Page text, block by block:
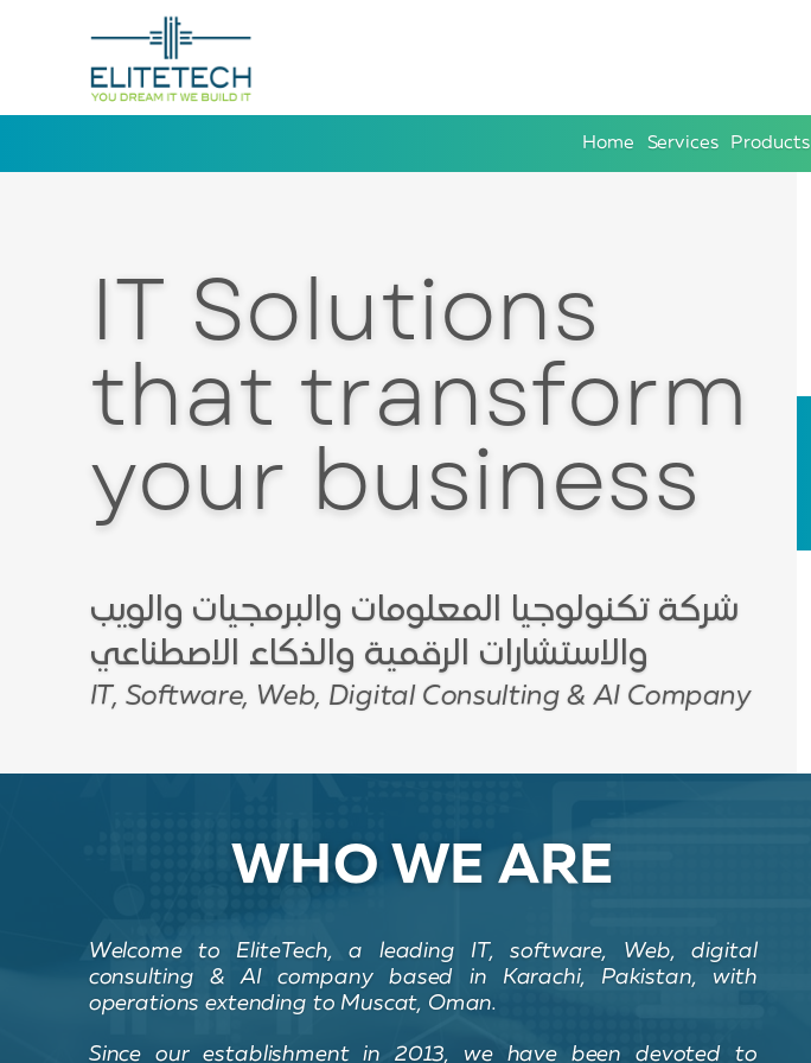
Home Services Products
IT Solutions
that transform
your business
IT, Software, Web, Digital Consulting& AI Company
شركة تكنولوجيا المعلومات والبرمجيات والويب
والاستشارات الرقمية والذكاء الاصطناعي
WHO WE ARE
Welcome to EliteTech, a leading IT, software, Web, digital
consulting & AI company based in Karachi, Pakistan, with
operations extending to Muscat, Oman.
Since our establishment in 2013, we have been devoted to